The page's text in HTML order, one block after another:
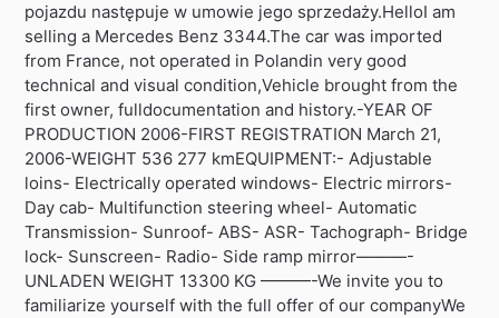
pojazdu następuje w umowie jego sprzedaży.HelloI am
selling a Mercedes Benz 3344.The car was imported
from France, not operated in Polandin very good
technical and visual condition,Vehicle brought from the
first owner, fulldocumentation and history.-YEAR OF
PRODUCTION 2006-FIRST REGISTRATION March 21,
2006-WEIGHT 536 277 kmEQUIPMENT:- Adjustable
loins- Electrically operated windows- Electric mirrors-
Day cab- Multifunction steering wheel- Automatic
Transmission- Sunroof- ABS- ASR- Tachograph- Bridge
lock- Sunscreen- Radio- Side ramp mirror———-
UNLADEN WEIGHT 13300 KG ———-We invite you to
familiarize yourself with the full offer of our companyWe